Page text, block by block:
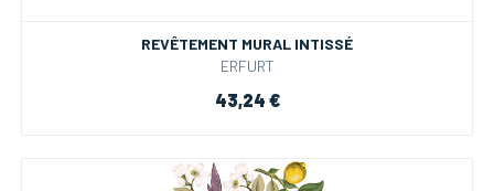
REVÊTEMENT MURAL INTISSÉ
ERFURT
43,24 €